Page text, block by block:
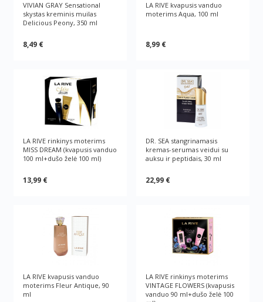
VIVIAN GRAY Sensational
skystas kreminis muilas
Delicious Peony, 350 ml
8,49 €
LA RIVE kvapusis vanduo
moterims Aqua, 100 ml
8,99 €
LA RIVE rinkinys moterims
MISS DREAM (kvapusis vanduo
100 ml+dušo želė 100 ml)
13,99 €
DR. SEA stangrinamasis
kremas-serumas veidui su
auksu ir peptidais, 30 ml
22,99 €
LA RIVE kvapusis vanduo
moterims Fleur Antique, 90
ml
LA RIVE rinkinys moterims
VINTAGE FLOWERS (kvapusis
vanduo 90 ml+dušo želė 100